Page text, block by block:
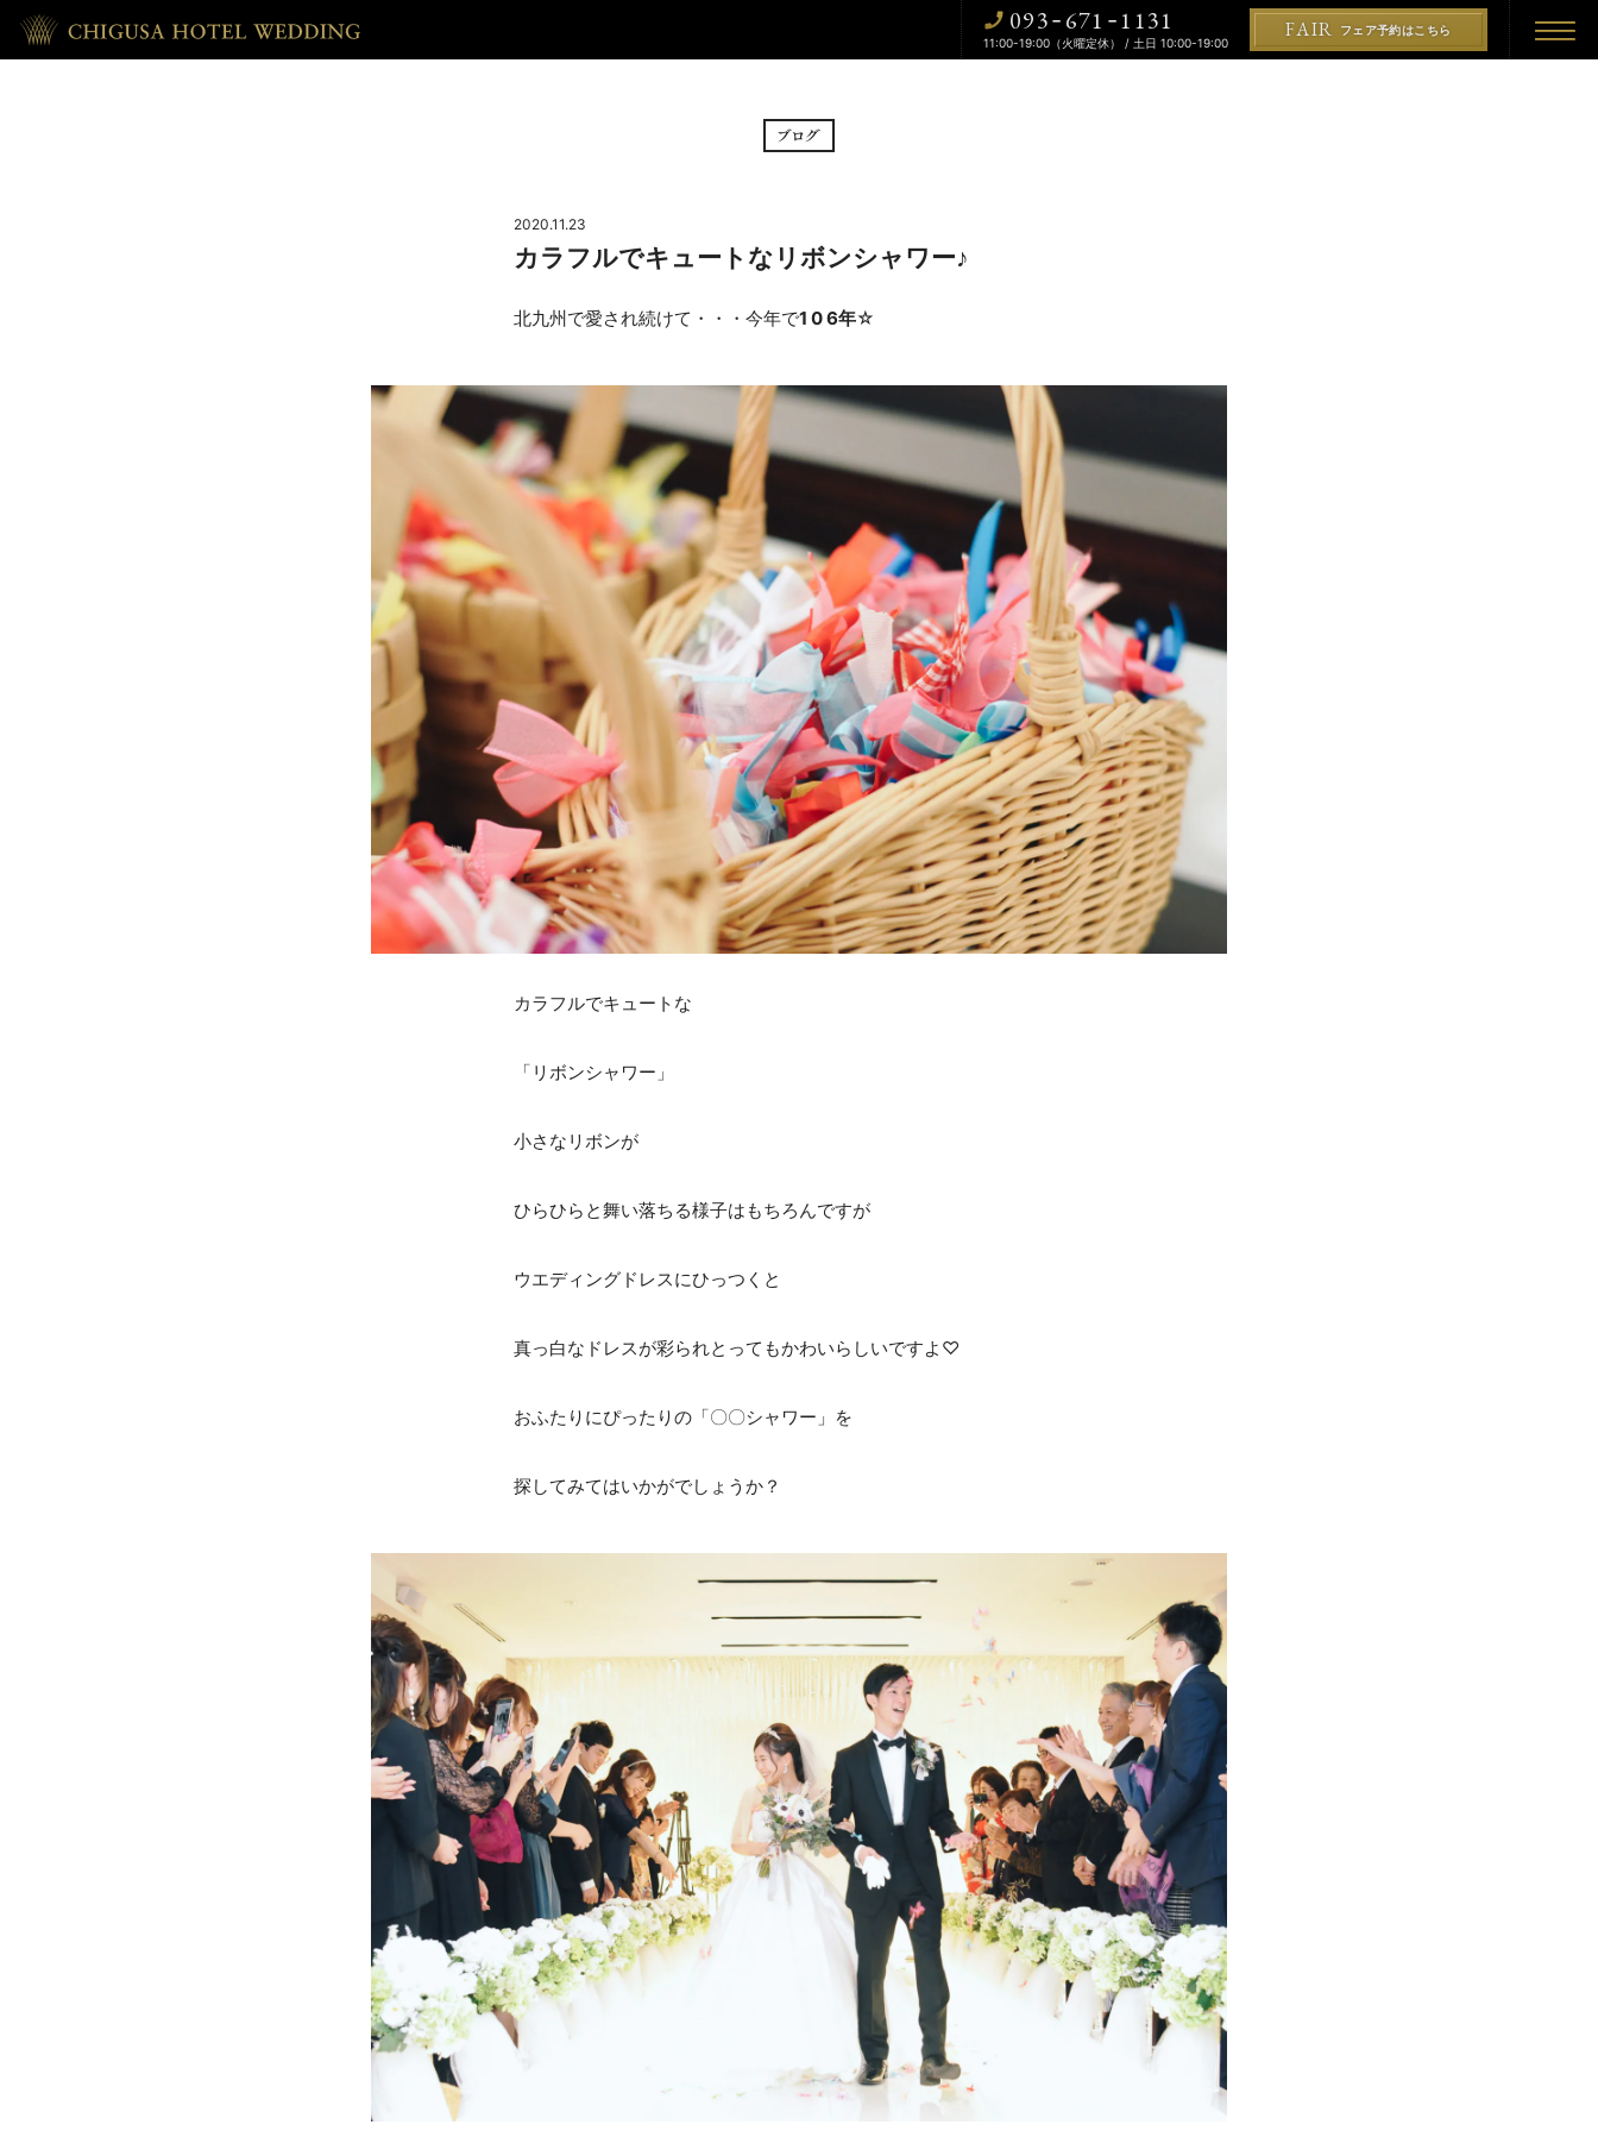
093- 671 -1131
11:00-19:00（火曜定休） / 土日 10:00-19:00
FAIR フェア予約はこちら
BRIDAL FAIR
CUISINE
料理
REPORT DRESS
ドレス
BLOG PLAN
CONTACT
お問い合わせ
»プライバシーポリシー
2020.11.23
カラフルでキュートなリボンシャワー♪
北九州で愛され続けて・・・今年で1 0 6年☆
カラフルでキュートな
「リボンシャワー」
小さなリボンが
ひらひらと舞い落ちる様子はもちろんですが
ウエディングドレスにひっつくと
真っ白なドレスが彩られとってもかわいらしいですよ♡
おふたりにぴったりの「〇〇シャワー」を
探してみてはいかがでしょうか？